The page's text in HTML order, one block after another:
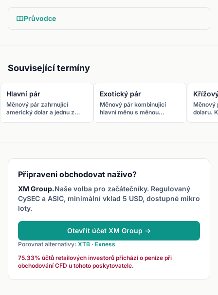
Průvodce
Související termíny
Hlavní pár
Měnový pár zahrnující
americký dolar a jednu z
NZD/USD.
Exotický pár
Měnový pár kombinující
hlavní měnu s měnou
Měnový
dolaru.
Připraveni obchodovat naživo?
XM Group.Naše volba pro začátečníky. Regulovaný
CySEC a ASIC, minimální vklad 5 USD, dostupné mikro
loty.
Otevřít účet XM Group →
Porovnat alternativy: XTB · Exness
75.33% účtů retailových investorů přichází o peníze při
obchodování CFD u tohoto poskytovatele.